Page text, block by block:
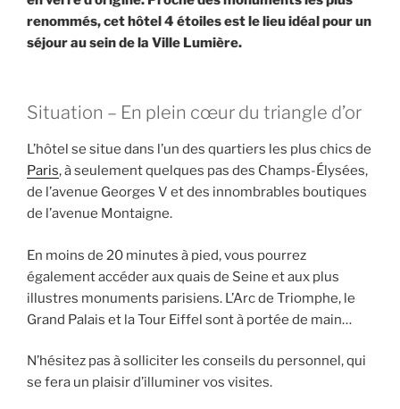
renommés, cet hôtel 4 étoiles est le lieu idéal pour un
séjour au sein de la Ville Lumière.
Situation – En plein cœur du triangle d’or
L’hôtel se situe dans l’un des quartiers les plus chics de
Paris, à seulement quelques pas des Champs-Élysées,
de l’avenue Georges V et des innombrables boutiques
de l’avenue Montaigne.
En moins de 20 minutes à pied, vous pourrez
également accéder aux quais de Seine et aux plus
illustres monuments parisiens. L’Arc de Triomphe, le
Grand Palais et la Tour Eiffel sont à portée de main…
N’hésitez pas à solliciter les conseils du personnel, qui
se fera un plaisir d’illuminer vos visites.